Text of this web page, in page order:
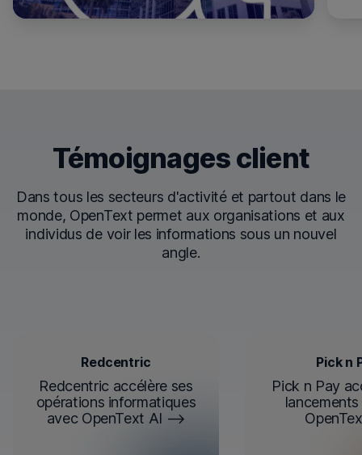
Témoignages client
Dans tous les secteurs d'activité et partout dans le
monde, OpenText permet aux organisations et aux
individus de voir les informations sous un nouvel
angle.
Redcentric
Redcentric accélère ses
opérations informatiques
avec OpenText AI
Pick n
Pick n Pay